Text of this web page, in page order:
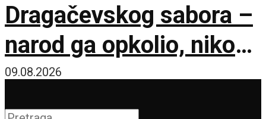
Dragačevskog sabora –
narod ga opkolio, niko
ne veruje koliko je
opušten
09.08.2026